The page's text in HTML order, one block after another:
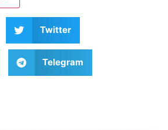
Twitter
Telegram